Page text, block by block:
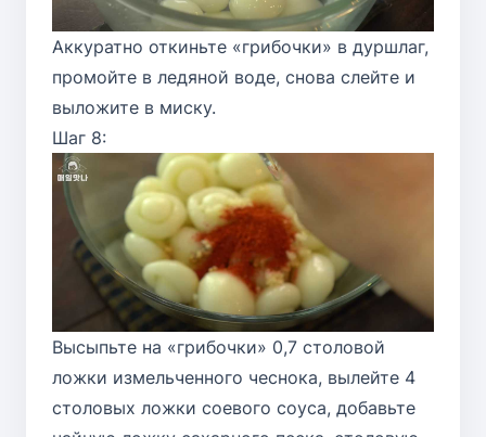
Аккуратно откиньте «грибочки» в дуршлаг,
промойте в ледяной воде, снова слейте и
выложите в миску.
Шаг 8:
Высыпьте на «грибочки» 0,7 столовой
ложки измельченного чеснока, вылейте 4
столовых ложки соевого соуса, добавьте